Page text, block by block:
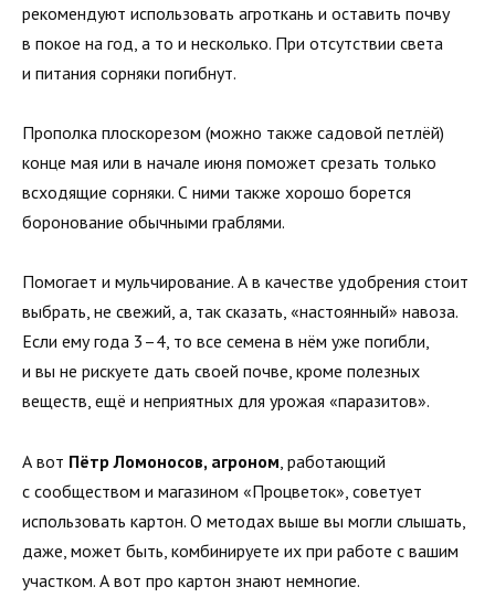
рекомендуют использовать агроткань и оставить почву
в покое на год, а то и несколько. При отсутствии света
и питания сорняки погибнут.
Прополка плоскорезом (можно также садовой петлёй)
конце мая или в начале июня поможет срезать только
всходящие сорняки. С ними также хорошо борется
боронование обычными граблями.
Помогает и мульчирование. А в качестве удобрения стоит
выбрать, не свежий, а, так сказать, «настоянный» навоза.
Если ему года 3–4, то все семена в нём уже погибли,
и вы не рискуете дать своей почве, кроме полезных
веществ, ещё и неприятных для урожая «паразитов».
А вот Пётр Ломоносов, агроном , работающий
с сообществом и магазином «Процветок», советует
использовать картон. О методах выше вы могли слышать,
даже, может быть, комбинируете их при работе с вашим
участком. А вот про картон знают немногие.